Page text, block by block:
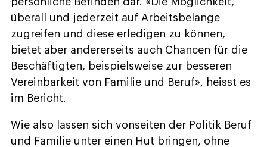
überall und jederzeit auf Arbeitsbelange
zugreifen und diese erledigen zu können,
bietet aber andererseits auch Chancen für die
Beschäftigten, beispielsweise zur besseren
Vereinbarkeit von Familie und Beruf», heisst es
im Bericht.
Wie also lassen sich vonseiten der Politik Beruf
und Familie unter einen Hut bringen, ohne